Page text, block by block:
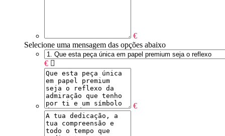
€
Selecione uma mensagem das opções abaixo
€
€